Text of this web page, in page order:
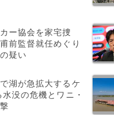
ー協会を家宅捜
前監督就任めぐり
疑い
湖が急拡大するケ
没の危機とワニ・